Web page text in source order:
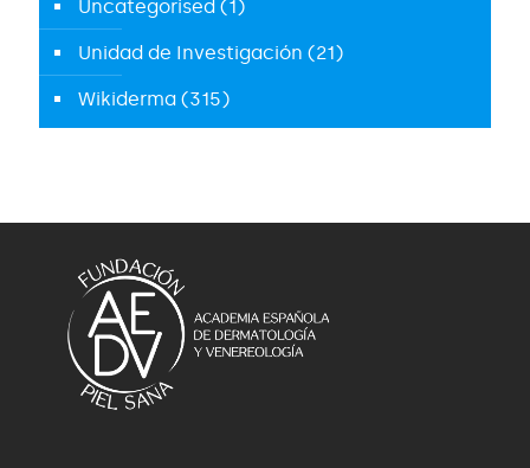
Uncategorised (1)
Unidad de Investigación (21)
Wikiderma (315)